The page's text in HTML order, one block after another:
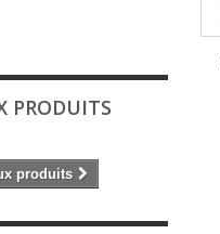
PRODUITS
produits